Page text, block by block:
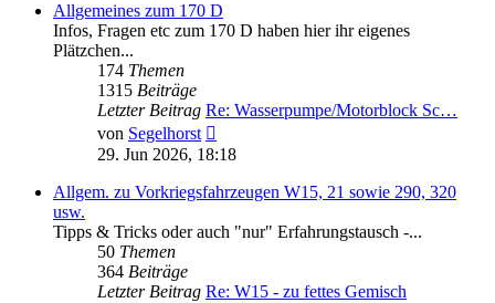
Allgemeines zum 170 D
Infos, Fragen etc zum 170 D haben hier ihr eigenes
Plätzchen...
174 Themen
1315 Beiträge
Letzter Beitrag Re: Wasserpumpe/Motorblock Sc…
von Segelhorst
Beitrag
29. Jun 2026, 18:18
Allgem. zu Vorkriegsfahrzeugen W15, 21 sowie 290, 320
usw.
Tipps & Tricks oder auch "nur" Erfahrungstausch -...
50 Themen
364 Beiträge
Letzter Beitrag Re: W15 - zu fettes Gemisch